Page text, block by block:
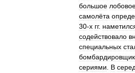
большое
самолёта
30-х гг.
содействовало
специальных
сериями
В